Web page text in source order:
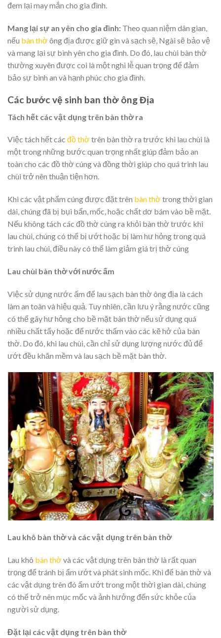
đem lại may mắn cho gia đình.
Mang lại sự an yên cho gia đình: Theo quan niệm dân gian,
nếu bàn thờ ông địa được giữ gìn và sạch sẽ, Ngài sẽ bảo vệ
và mang lại sự bình yên cho gia đình. Do đó, lau chùi bàn thờ
thường xuyên được coi là một nghi lễ quan trọng để đảm
bảo sự bình an và hạnh phúc cho gia đình.
Các bước vệ sinh ban thờ ông Địa
Tách hết các vật dụng trên bàn thờ ra
Việc tách hết các đồ thờ trên bàn thờ ra trước khi lau chùi là
một trong những bước quan trọng nhất giúp đảm bảo an
toàn cho các đồ thờ cúng và đồng thời giúp cho quá trình lau
chùi trở nên thuận tiện hơn.
Khi các vật phẩm cúng được đặt trên bàn thờ trong thời gian
dài, chúng đã bị bụi bẩn, mốc, hoặc chất dơ bám vào bề mặt.
Nếu không tách các đồ thờ cúng ra khỏi bàn thờ trước khi
lau chùi, chúng có thể bị ướt hoặc bị làm hư hỏng trong quá
trình lau chùi, điều này có thể làm giảm giá trị thờ cúng
Lau chùi bàn thờ với nước ấm
Việc sử dụng nước ấm để lau sạch bàn thờ ông địa là cách
làm an toàn và hiệu quả. Tuy nhiên, cần lưu ý rằng nước cũng
có thể gây hư hỏng cho bề mặt bàn thờ nếu sử dụng quá
nhiều chất tẩy hoặc để nước thấm vào các kẽ hở của bàn
thờ. Do đó, khi lau chùi, cần chỉ sử dụng lượng nước đủ để
ướt đều khăn mềm và lau sạch bề mặt bàn thờ.
Lau khô bàn thờ và các vật dụng trên bàn thờ
Lau khô bàn thờ và các vật dụng trên bàn thờ là rất quan
trọng để tránh bị ẩm ướt và phát sinh mốc. Khi để bàn thờ và
các vật dụng trên đó ẩm ướt trong một thời gian dài, chúng
có thể trở nên mục mốc và ảnh hưởng đến sức khỏe của
người sử dụng.
Đặt lại các vật dụng trên bàn thờ